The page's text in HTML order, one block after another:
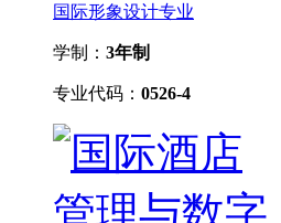
国际形象设计专业
学制： 3年制
专业代码： 0526-4